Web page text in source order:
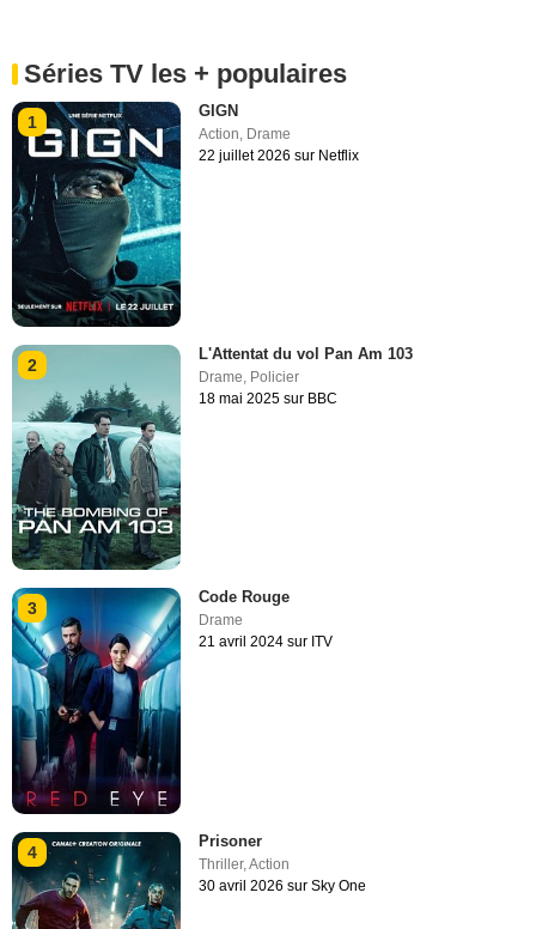
Séries TV les + populaires
1
GIGN
Action Drame
22 juillet 2026 sur Netflix
2
L'Attentat du vol Pan Am 103
Drame, Policier
18 mai 2025 sur BBC
3
Code Rouge
Drame
21 avril 2024 sur ITV
4
Prisoner
Thriller,Action
30 avril 2026 sur Sky One